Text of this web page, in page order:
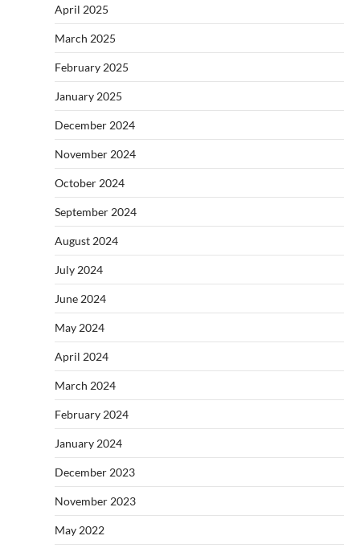
April 2025
March 2025
February 2025
January 2025
December 2024
November 2024
October 2024
September 2024
August 2024
July 2024
June 2024
May 2024
April 2024
March 2024
February 2024
January 2024
December 2023
November 2023
May 2022